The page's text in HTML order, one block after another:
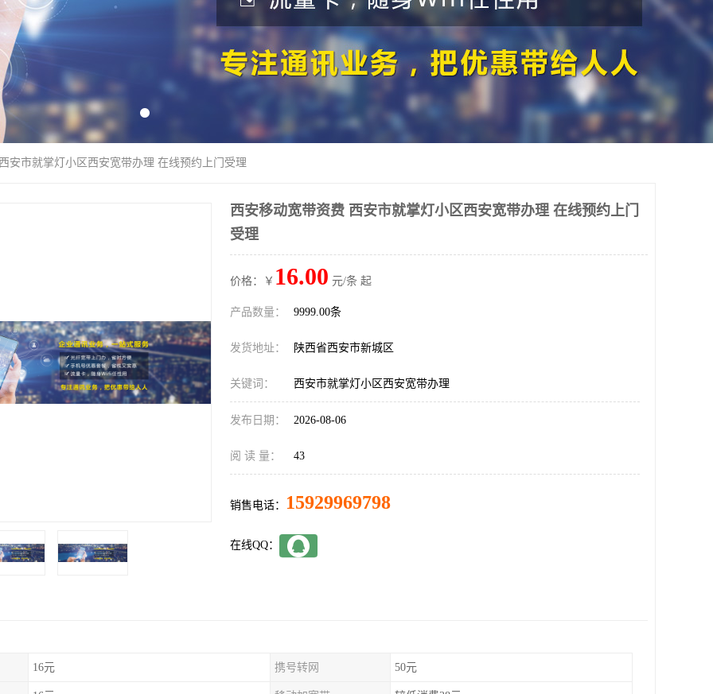
安市就掌灯小区西安宽带办理 在线预约上门受理
西安移动宽带资费 西安市就掌灯小区西安宽带办理 在线预约上门
受理
价格：￥ 16.00 元/条 起
产品数量： 9999.00条
发货地址： 陕西省西安市新城区
关键词： 西安市就掌灯小区西安宽带办理
发布日期： 2026-08-06
阅 读 量： 43
销售电话： 15929969798
在线QQ：
16元 携号转网 50元